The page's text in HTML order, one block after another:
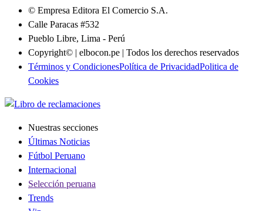
© Empresa Editora El Comercio S.A.
Calle Paracas #532
Pueblo Libre, Lima - Perú
Copyright© | elbocon.pe | Todos los derechos reservados
Términos y CondicionesPolítica de PrivacidadPolitica de
Cookies
Nuestras secciones
Últimas Noticias
Fútbol Peruano
Internacional
Selección peruana
Trends